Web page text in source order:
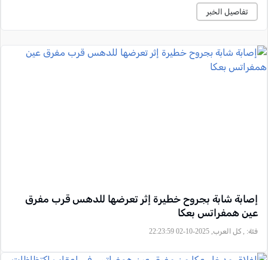
تفاصيل الخبر
إصابة شابة بجروح خطيرة إثر تعرضها للدهس قرب مفرق
عين همفراتس بعكا
فئة: , كل العرب, 2025-10-02 22:23:59